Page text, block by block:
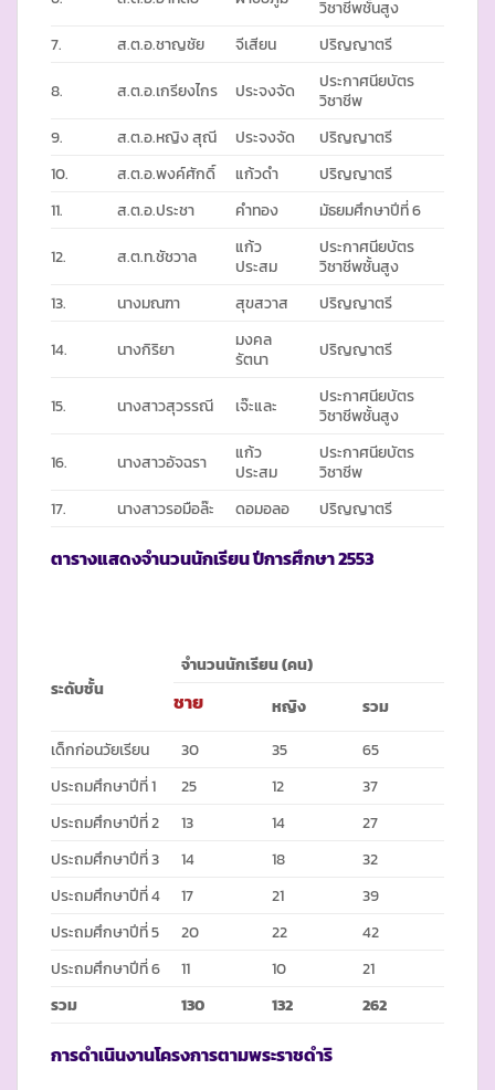
วิชาชีพชั้นสูง
7.
ส.ต.อ.ชาญชัย จีเสียน
ปริญญาตรี
8.
ส.ต.อ.เกรียงไกร ประจงจัด
ประกาศนียบัตร
วิชาชีพ
9.
ส.ต.อ.หญิง สุณี ประจงจัด
ปริญญาตรี
10.
ส.ต.อ.พงค์ศักดิ์ แก้วดำ
ปริญญาตรี
11.
ส.ต.อ.ประชา คำทอง
มัธยมศึกษาปีที่ 6
12.
ส.ต.ท.ชัชวาล
แก้ว
ประสม
ประกาศนียบัตร
วิชาชีพชั้นสูง
13.
นางมณฑา สุขสวาส
ปริญญาตรี
14.
นางกิริยา
มงคล
รัตนา
ปริญญาตรี
15. นางสาวสุวรรณี เจ๊ะและ
ประกาศนียบัตร
วิชาชีพชั้นสูง
16.
นางสาวอัจฉรา
แก้ว
ประสม
ประกาศนียบัตร
วิชาชีพ
17.
นางสาวรอมือล๊ะ ดอมอลอ ปริญญาตรี
ตารางแสดงจำนวนนักเรียน ปีการศึกษา2553
ระดับชั้น
จำนวนนักเรียน (คน)
ชาย หญิง
รวม
เด็กก่อนวัยเรียน
30 35
65
ประถมศึกษาปีที่ 1
25 12
37
ประถมศึกษาปีที่ 2
13 14
27
ประถมศึกษาปีที่ 3
14 18
32
ประถมศึกษาปีที่ 4
17 21
39
ประถมศึกษาปีที่ 5
20 22
42
ประถมศึกษาปีที่ 6
11 10
21
รวม
130 132 262
การดำเนินงานโครงการตามพระราชดำริ